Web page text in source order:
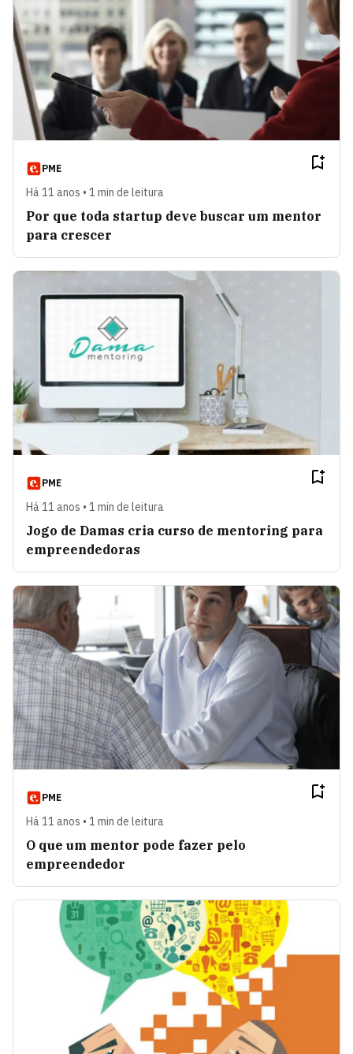
PME
Há 11 anos • 1 min de leitura
Por que toda startup deve buscar um mentor
para crescer
PME
Há 11 anos • 1 min de leitura
Jogo de Damas cria curso de mentoring para
empreendedoras
PME
Há 11 anos • 1 min de leitura
O que um mentor pode fazer pelo
empreendedor